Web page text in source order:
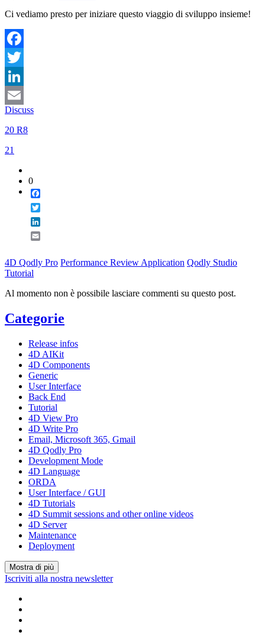
Ci vediamo presto per iniziare questo viaggio di sviluppo insieme!
Facebook
Twitter
LinkedIn
Email
Discuss
20 R8
21
0
4D Qodly Pro Performance Review Application Qodly Studio
Tutorial
Al momento non è possibile lasciare commenti su questo post.
Categorie
Release infos
4D AIKit
4D Components
Generic
User Interface
Back End
Tutorial
4D View Pro
4D Write Pro
Email, Microsoft 365, Gmail
4D Qodly Pro
Development Mode
4D Language
ORDA
User Interface / GUI
4D Tutorials
4D Summit sessions and other online videos
4D Server
Maintenance
Deployment
Mostra di più
Iscriviti alla nostra newsletter